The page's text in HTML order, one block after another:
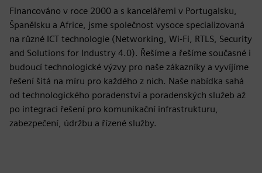
Financováno v roce 2000 a s kancelářemi v Portugalsku,
Španělsku a Africe, jsme společnost vysoce specializovaná
na různé ICT technologie (Networking, Wi-Fi, RTLS, Security
and Solutions for Industry 4.0). Řešíme a řešíme současné i
budoucí technologické výzvy pro naše zákazníky a vyvíjíme
řešení šitá na míru pro každého z nich. Naše nabídka sahá
od technologického poradenství a poradenských služeb až
po integraci řešení pro komunikační infrastrukturu,
zabezpečení, údržbu a řízené služby.